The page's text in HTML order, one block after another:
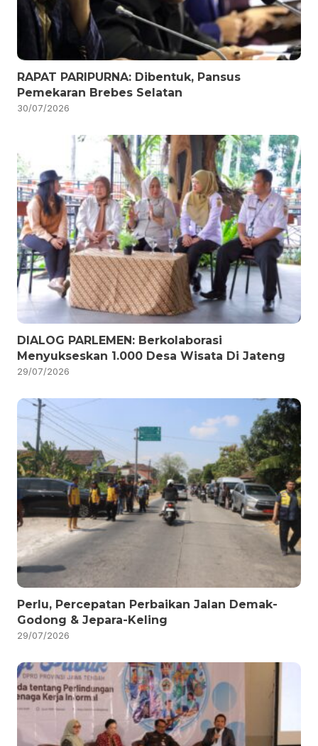
RAPAT PARIPURNA: Dibentuk, Pansus
Pemekaran Brebes Selatan
30/07/2026
DIALOG PARLEMEN: Berkolaborasi
Menyukseskan 1.000 Desa Wisata Di Jateng
29/07/2026
Perlu, Percepatan Perbaikan Jalan Demak-
Godong & Jepara-Keling
29/07/2026